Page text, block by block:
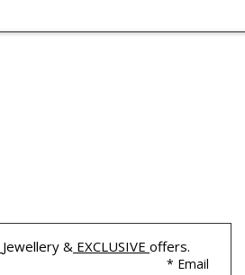
Jewellery & EXCLUSIVE offers.
Email
*